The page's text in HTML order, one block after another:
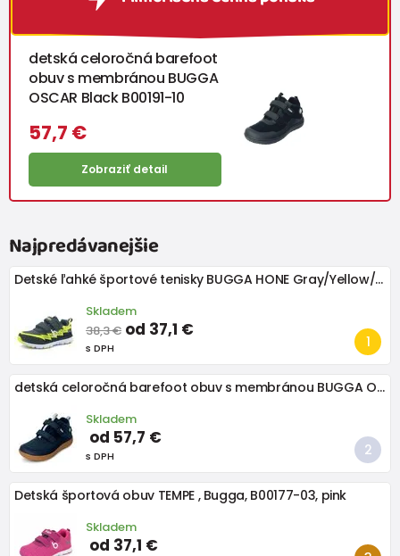
detská celoročná barefoot
obuv s membránou BUGGA
OSCAR Black B00191-10
57,7 €
Zobraziť detail
Najpredávanejšie
Detské ľahké športové tenisky BUGGA HONE Gray/Yellow/Black
Skladem
38,3 € od 37,1 €
s DPH
detská celoročná barefoot obuv s membránou BUGGA OSCAR Blue B00191-04
Skladem
od 57,7 €
s DPH
Detská športová obuv TEMPE , Bugga, B00177-03, pink
Skladem
od 37,1 €